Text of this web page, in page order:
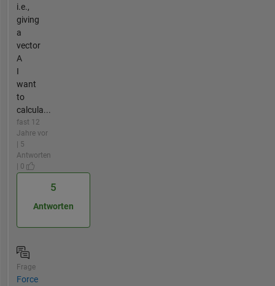
i.e.,
giving
a
vector
A
I
want
to
calcula...
fast 12
Jahre vor
| 5
Antworten
| 0
5
Antworten
Frage
Force